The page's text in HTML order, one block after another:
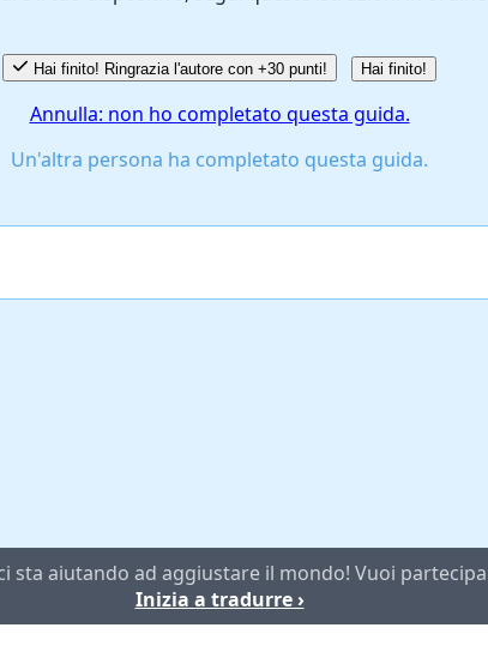
Hai finito! Ringrazia l'autore con +30 punti! Hai finito!
Annulla: non ho completato questa guida.
Un'altra persona ha completato questa guida.
sta aiutando ad aggiustare il mondo! Vuoi
Inizia a tradurre ›